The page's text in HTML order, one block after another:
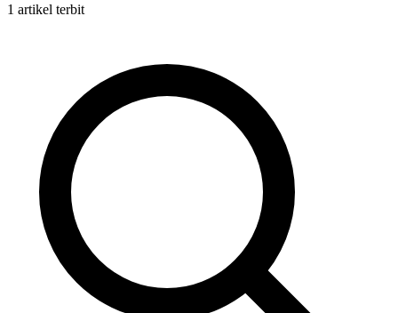
1 artikel terbit